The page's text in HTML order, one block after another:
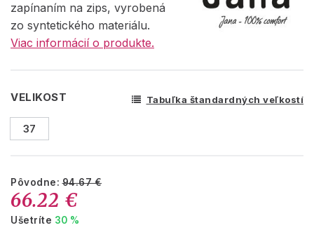
zapínaním na zips, vyrobená
zo syntetického materiálu.
Viac informácií o produkte.
VELIKOST Tabuľka štandardných veľkostí
37
Pôvodne:94.67 €
66.22 €
Ušetríte 30 %